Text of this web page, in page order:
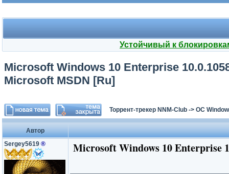
Устойчивый к
Microsoft Windows 10 Enterprise
Microsoft MSDN [Ru]
Торрент-трекер NNM-Club -> ОС
Автор
Sergey5619 ® Microsoft Windows 10 Enterprise